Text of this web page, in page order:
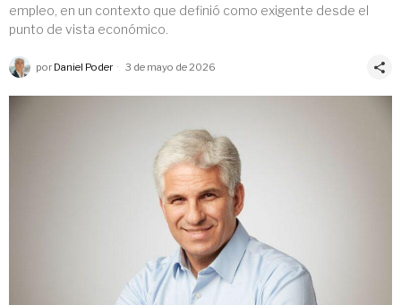
empleo, en un contexto que definió como exigente desde el
punto de vista económico.
por Daniel Poder 3 de mayo de 2026